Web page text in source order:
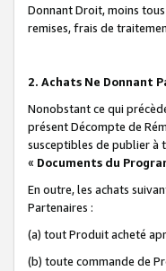
Donnant Droit, moins
remises, frais de
2. Achats Ne Donnant
Nonobstant ce qui
présent Décompte de
susceptibles de publier à
« Documents du
En outre, les achats
Partenaires :
(a) tout Produit acheté
(b) toute commande de